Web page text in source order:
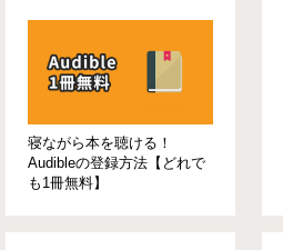
寝ながら本を聴ける！
Audibleの登録方法【どれで
も1冊無料】